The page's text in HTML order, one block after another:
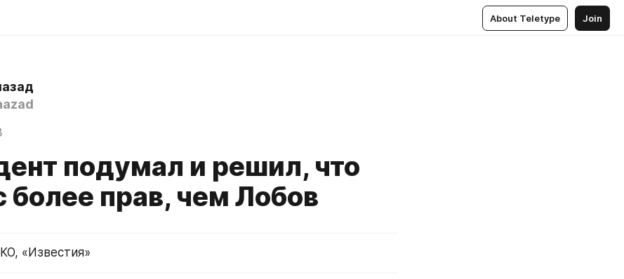
About Teletype Join
подумал и решил, что
более прав, чем Лобов
«Известия»